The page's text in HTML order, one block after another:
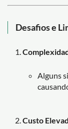
Desafios e
Alguns
Custo